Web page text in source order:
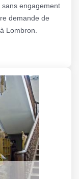
engagement
demande de
Lombron.